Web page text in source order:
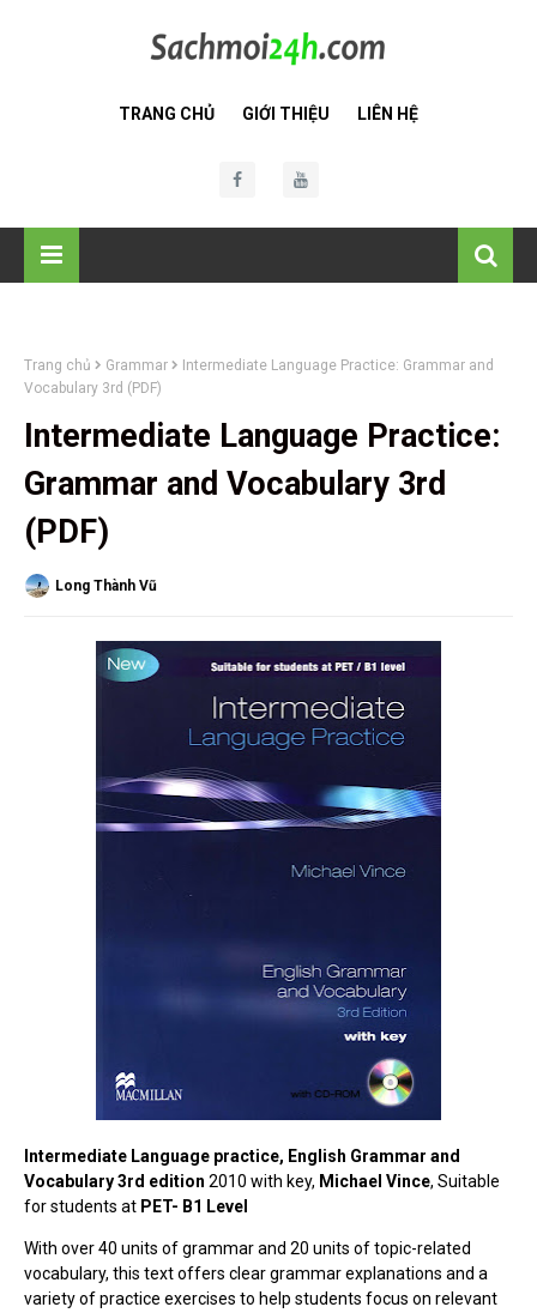
TRANG CHỦ GIỚI THIỆU LIÊN HỆ
Trang chủ Grammar
Intermediate Language Practice: Grammar and
Vocabulary 3rd (PDF)
Intermediate Language Practice:
Grammar and Vocabulary 3rd
(PDF)
Long Thành Vũ
Intermediate Language practice, English Grammar and
Vocabulary 3rd edition 2010 with key, Michael Vince, Suitable
for students at PET- B1 Level
With over 40 units of grammar and 20 units of topic-related
vocabulary, this text offers clear grammar explanations and a
variety of practice exercises to help students focus on relevant